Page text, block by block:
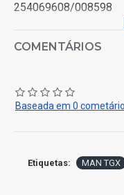
254069608/008598
COMENTÁRIOS
Baseada em 0
Etiquetas: MAN TGX